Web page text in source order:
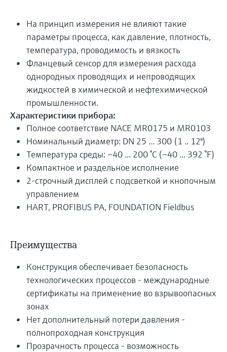
На принцип измерения не влияют такие
параметры процесса, как давление, плотность,
температура, проводимость и вязкость
Фланцевый сенсор для измерения расхода
однородных проводящих и непроводящих
жидкостей в химической и нефтехимической
промышленности.
Характеристики прибора:
Полное соответствие NACE MR0175 и MR0103
Номинальный диаметр: DN 25 ... 300 (1 .. 12")
Температура среды: –40 ... 200 °C (–40 ... 392 °F)
Компактное и раздельное исполнение
2-строчный дисплей с подсветкой и кнопочным
управлением
HART, PROFIBUS PA, FOUNDATION Fieldbus
Преимущества
Конструкция обеспечивает безопасность
технологических процессов - международные
сертификаты на применение во взрывоопасных
зонах
Нет дополнительный потери давления -
полнопроходная конструкция
Прозрачность процесса - возможность